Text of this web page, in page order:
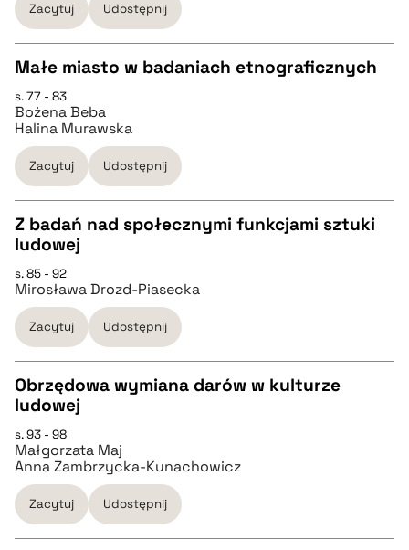
BIBTEX
pobierz cytat
Zacytuj Udostępnij
CZYSTY TEKST
pobierz cytat
Małe miasto w badaniach etnograficznych
s. 77 - 83
Bożena Beba
Halina Murawska
Zacytuj Udostępnij
CZYSTY TEKST
pobierz cytat
BIBTEX
pobierz cytat
Z badań nad społecznymi funkcjami sztuki
ludowej
s. 85 - 92
Mirosława Drozd-Piasecka
Zacytuj Udostępnij
CZYSTY TEKST
pobierz cytat
BIBTEX
Obrzędowa wymiana darów w kulturze
ludowej
s. 93 - 98
Małgorzata Maj
Anna Zambrzycka-Kunachowicz
Zacytuj Udostępnij